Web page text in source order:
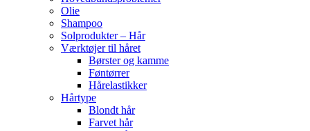
Olie
Shampoo
Solprodukter – Hår
Værktøjer til håret
Børster og kamme
Føntørrer
Hårelastikker
Hårtype
Blondt hår
Farvet hår